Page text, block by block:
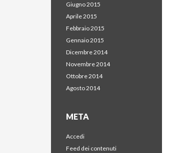
Giugno 2015
Aprile 2015
Febbraio 2015
Gennaio 2015
Dicembre 2014
Novembre 2014
Ottobre 2014
Agosto 2014
META
Accedi
Feed dei contenuti